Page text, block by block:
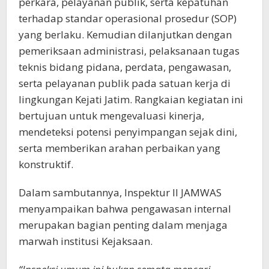
terhadap standar operasional prosedur (SOP)
yang berlaku. Kemudian dilanjutkan dengan
pemeriksaan administrasi, pelaksanaan tugas
teknis bidang pidana, perdata, pengawasan,
serta pelayanan publik pada satuan kerja di
lingkungan Kejati Jatim. Rangkaian kegiatan ini
bertujuan untuk mengevaluasi kinerja,
mendeteksi potensi penyimpangan sejak dini,
serta memberikan arahan perbaikan yang
konstruktif.
Dalam sambutannya, Inspektur II JAMWAS
menyampaikan bahwa pengawasan internal
merupakan bagian penting dalam menjaga
marwah institusi Kejaksaan.